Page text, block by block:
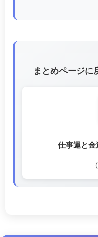
まとめページに
仕事運と